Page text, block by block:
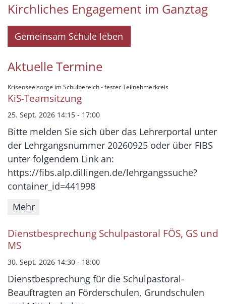
Kirchliches Engagement im Ganztag
Gemeinsam Schule leben
Aktuelle Termine
Krisenseelsorge im Schulbereich - fester Teilnehmerkreis:
KiS-Teamsitzung
25. Sept. 2026 14:15 - 17:00
Bitte melden Sie sich über das Lehrerportal unter
der Lehrgangsnummer 20260925 oder über FIBS
unter folgendem Link an:
https://fibs.alp.dillingen.de/lehrgangssuche?
container_id=441998
Mehr
Dienstbesprechung Schulpastoral FÖS, GS und
MS
30. Sept. 2026 14:30 - 18:00
Dienstbesprechung für die Schulpastoral-
Beauftragten an Förderschulen, Grundschulen